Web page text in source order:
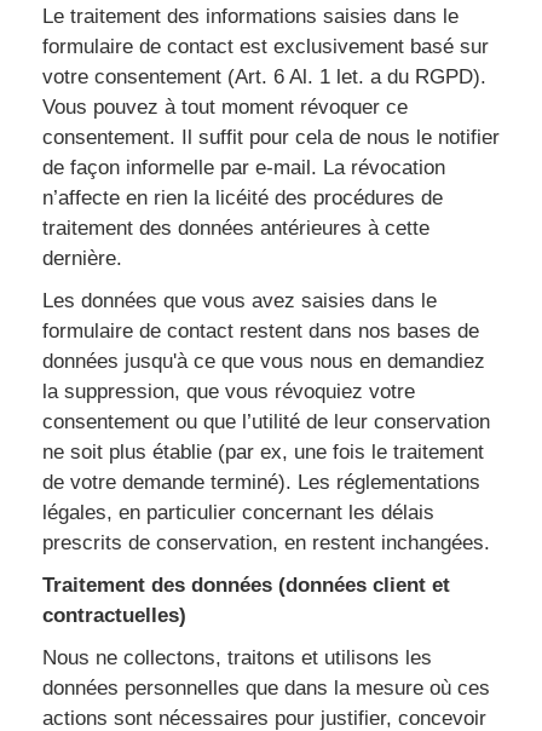
Le traitement des informations saisies dans le
formulaire de contact est exclusivement basé sur
votre consentement (Art. 6 Al. 1 let. a du RGPD).
Vous pouvez à tout moment révoquer ce
consentement. Il suffit pour cela de nous le notifier
de façon informelle par e-mail. La révocation
n’affecte en rien la licéité des procédures de
traitement des données antérieures à cette
dernière.
Les données que vous avez saisies dans le
formulaire de contact restent dans nos bases de
données jusqu'à ce que vous nous en demandiez
la suppression, que vous révoquiez votre
consentement ou que l’utilité de leur conservation
ne soit plus établie (par ex, une fois le traitement
de votre demande terminé). Les réglementations
légales, en particulier concernant les délais
prescrits de conservation, en restent inchangées.
Traitement des données (données client et
contractuelles)
Nous ne collectons, traitons et utilisons les
données personnelles que dans la mesure où ces
actions sont nécessaires pour justifier, concevoir